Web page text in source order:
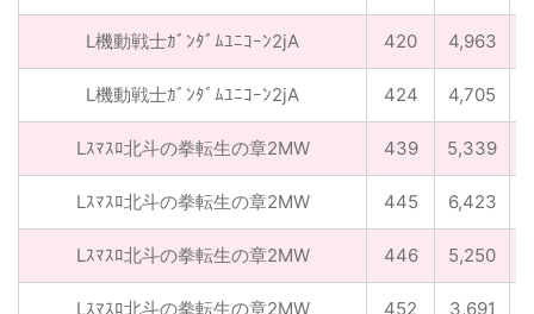
L機動戦士ｶﾞﾝﾀﾞﾑﾕﾆｺｰﾝ2jA 420 4,963
L機動戦士ｶﾞﾝﾀﾞﾑﾕﾆｺｰﾝ2jA 424 4,705
Lｽﾏｽﾛ北斗の拳転生の章2MW 439 5,339
Lｽﾏｽﾛ北斗の拳転生の章2MW 445 6,423
Lｽﾏｽﾛ北斗の拳転生の章2MW 446 5,250
Lｽﾏｽﾛ北斗の拳転生の章2MW 452 3,691